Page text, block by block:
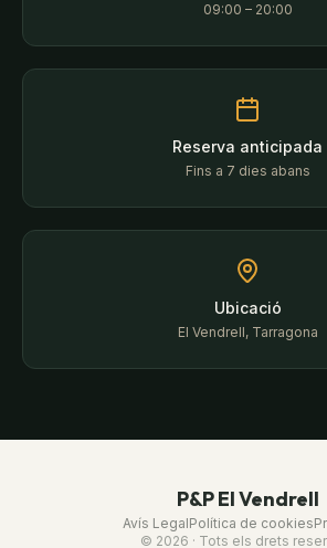
09:00 – 20:00
Reserva anticipada
Fins a 7 dies abans
Ubicació
El Vendrell, Tarragona
P&P El Vendrell
Avís LegalPolítica de cookies
© 2026 · Tots els drets